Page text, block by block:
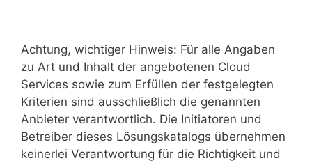
Achtung, wichtiger Hinweis: Für alle Angaben
zu Art und Inhalt der angebotenen Cloud
Services sowie zum Erfüllen der festgelegten
Kriterien sind ausschließlich die genannten
Anbieter verantwortlich. Die Initiatoren und
Betreiber dieses Lösungskatalogs übernehmen
keinerlei Verantwortung für die Richtigkeit und